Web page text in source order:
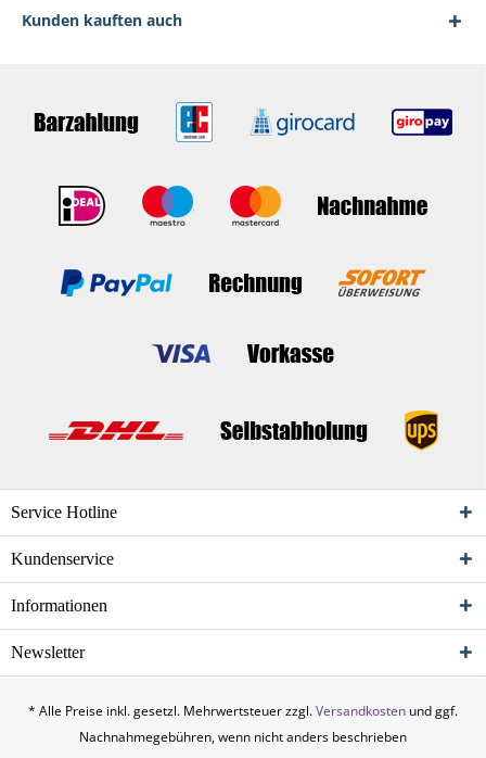
Kunden kauften auch
Service Hotline
Kundenservice
Informationen
Newsletter
* Alle Preise inkl. gesetzl. Mehrwertsteuer zzgl.Versandkosten und ggf.
Nachnahmegebühren, wenn nicht anders beschrieben